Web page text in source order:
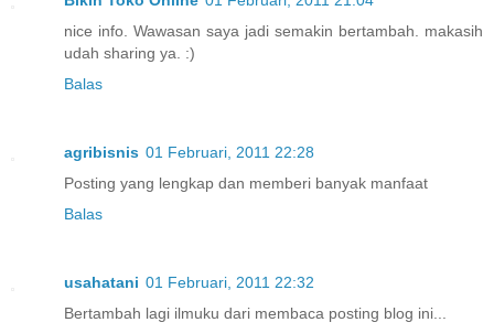
nice info. Wawasan saya jadi semakin bertambah. makasih
udah sharing ya. :)
Balas
agribisnis 01 Februari, 2011 22:28
Posting yang lengkap dan memberi banyak manfaat
Balas
usahatani 01 Februari, 2011 22:32
Bertambah lagi ilmuku dari membaca posting blog ini...